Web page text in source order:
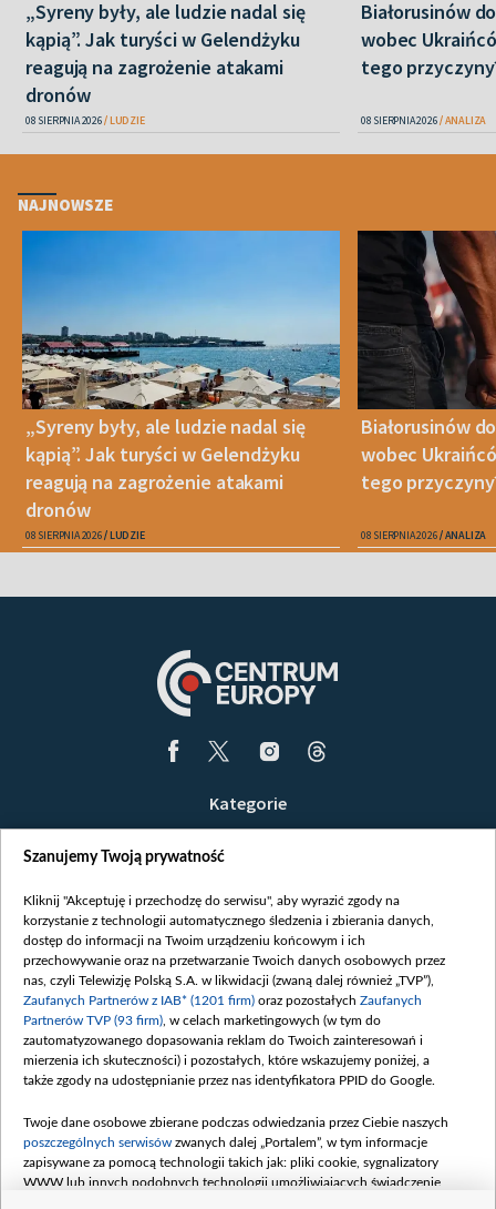
„Syreny były, ale ludzie nadal się
kąpią”. Jak turyści w Gelendżyku
reagują na zagrożenie atakami
dronów
08 SIERPNIA 2026 LUDZIE
Białorusinów
wobec
tego
08 SIERPNIA 2026 ANALIZA
NAJNOWSZE
„Syreny były, ale ludzie nadal się
kąpią”. Jak turyści w Gelendżyku
reagują na zagrożenie atakami
dronów
08 SIERPNIA 2026 LUDZIE
Białorusinów
wobec
tego
08 SIERPNIA 2026 ANALIZA
Kategorie
Opinie
Białoruś / Polska
Czytelnia
Centrum Europy
O nas
Kontakt
Informacje o nadawcy
Serwisy partnerskie
belsat.eu
slava.tv
Szanujemy Twoją prywatność
Kliknij "Akceptuję i przechodzę do serwisu", aby wyrazić zgody na
korzystanie z technologii automatycznego śledzenia i zbierania danych,
dostęp do informacji na Twoim urządzeniu końcowym i ich
przechowywanie oraz na przetwarzanie Twoich danych osobowych przez
nas, czyli Telewizję Polską S.A. w likwidacji (zwaną dalej również „TVP”),
Zaufanych Partnerów z IAB* (1201 firm) oraz pozostałych Zaufanych
Partnerów TVP (93 firm) , w celach marketingowych (w tym do
zautomatyzowanego dopasowania reklam do Twoich zainteresowań i
mierzenia ich skuteczności) i pozostałych, które wskazujemy poniżej, a
także zgody na udostępnianie przez nas identyfikatora PPID do Google.
Twoje dane osobowe zbierane podczas odwiedzania przez Ciebie naszych
poszczególnych serwisów zwanych dalej „Portalem”, w tym informacje
zapisywane za pomocą technologii takich jak: pliki cookie, sygnalizatory
WWW lub innych podobnych technologii umożliwiających świadczenie